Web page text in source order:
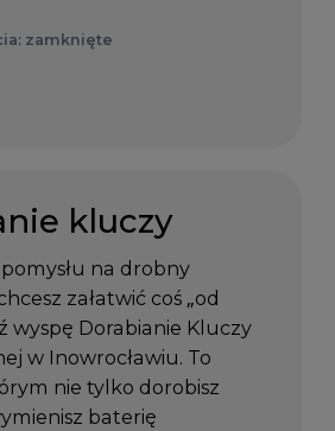
zamknięte
kluczy
na drobny
załatwić coś „od
wyspę Dorabianie Kluczy
w Inowrocławiu. To
nie tylko dorobisz
baterię